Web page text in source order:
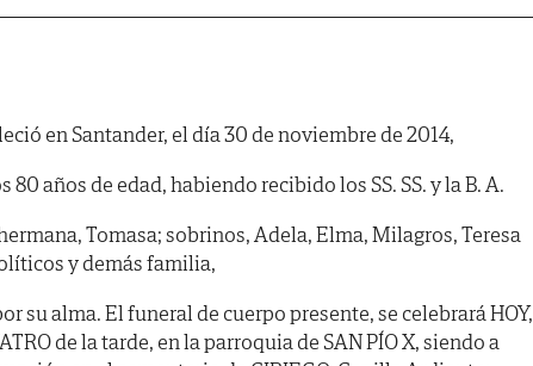
en Santander, el día 30 de noviembre de 2014,
80 años de edad, habiendo recibido los SS. SS. y la B. A.
Tomasa; sobrinos, Adela, Elma, Milagros, Teresa
y demás familia,
su alma. El funeral de cuerpo presente, se celebrará HOY,
de la tarde, en la parroquia de SAN PÍO X, siendo a